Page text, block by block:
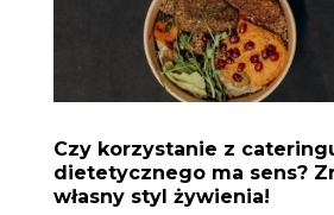
Czy korzystanie z
dietetycznego ma sens?
własny styl żywienia!